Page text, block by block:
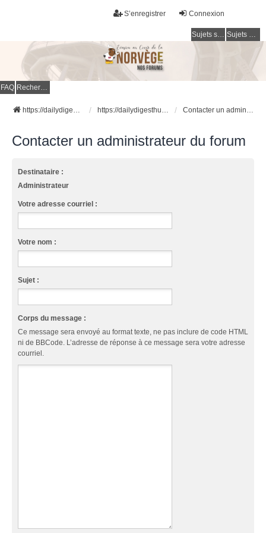
Connexion
S’enregistrer
Sujets sans réponse Sujets actifs
FAQ Rechercher
https://dailydigesthub.com https://dailydigesthub.com Contacter un administrateur du forum
Contacter un administrateur du forum
Destinataire :
Administrateur
Votre adresse courriel :
Votre nom :
Sujet :
Corps du message :
Ce message sera envoyé au format texte, ne pas inclure de code HTML
ni de BBCode. L’adresse de réponse à ce message sera votre adresse
courriel.